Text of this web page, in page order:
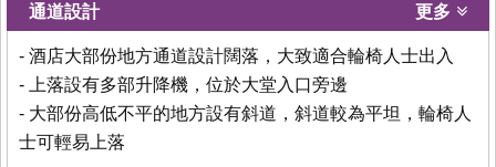
通道設計 更多
- 酒店大部份地方通道設計闊落，大致適合輪椅人士出入
- 上落設有多部升降機，位於大堂入口旁邊
- 大部份高低不平的地方設有斜道，斜道較為平坦，輪椅人
士可輕易上落